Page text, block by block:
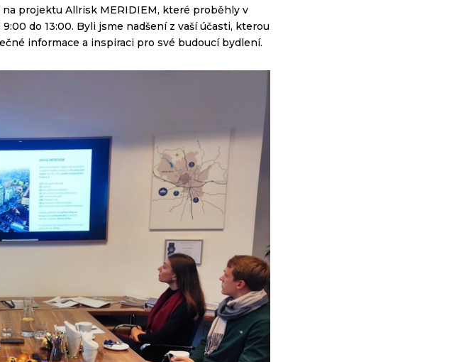
projektu Allrisk MERIDIEM, které proběhly v
9:00 do 13:00. Byli jsme nadšení z vaší účasti, kterou
informace a inspiraci pro své budoucí bydlení.